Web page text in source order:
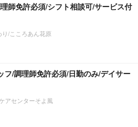
師免許必須/シフト相談可/サービス付
/こころあん花原
フ/調理師免許必須/日勤のみ/デイサー
アセンターそよ風